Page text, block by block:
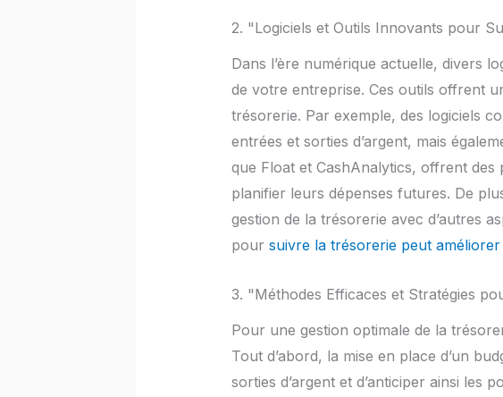
2. "Logiciels et Outils Innovants pour
Dans l’ère numérique actuelle, divers
de votre entreprise. Ces outils offrent
trésorerie. Par exemple, des logiciels
entrées et sorties d’argent, mais
que Float et CashAnalytics, offrent
planifier leurs dépenses futures. De
gestion de la trésorerie avec d’autres
pour suivre la trésorerie peut améliorer
3. "Méthodes Efficaces et Stratégies
Pour une gestion optimale de la
Tout d’abord, la mise en place d’un
sorties d’argent et d’anticiper ainsi les